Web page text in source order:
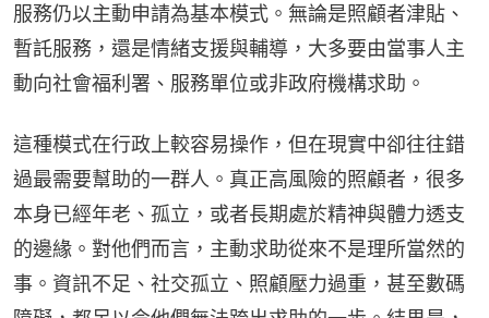
服務仍以主動申請為基本模式。無論是照顧者津貼、
暫託服務，還是情緒支援與輔導，大多要由當事人主
動向社會福利署、服務單位或非政府機構求助。
這種模式在行政上較容易操作，但在現實中卻往往錯
過最需要幫助的一群人。真正高風險的照顧者，很多
本身已經年老、孤立，或者長期處於精神與體力透支
的邊緣。對他們而言，主動求助從來不是理所當然的
事。資訊不足、社交孤立、照顧壓力過重，甚至數碼